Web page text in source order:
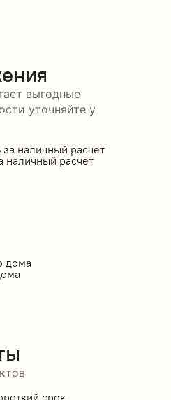
выгодные
уточняйте у
наличный расчет